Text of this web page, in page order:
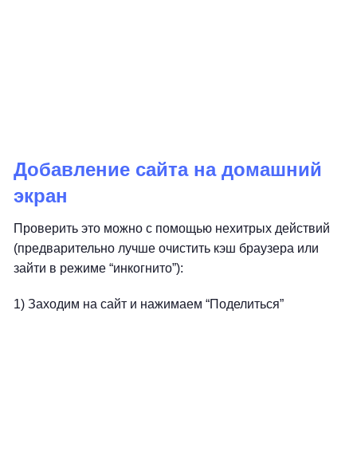
Добавление сайта на домашний
экран
Проверить это можно с помощью нехитрых действий
(предварительно лучше очистить кэш браузера или
зайти в режиме “инкогнито”):
1) Заходим на сайт и нажимаем “Поделиться”